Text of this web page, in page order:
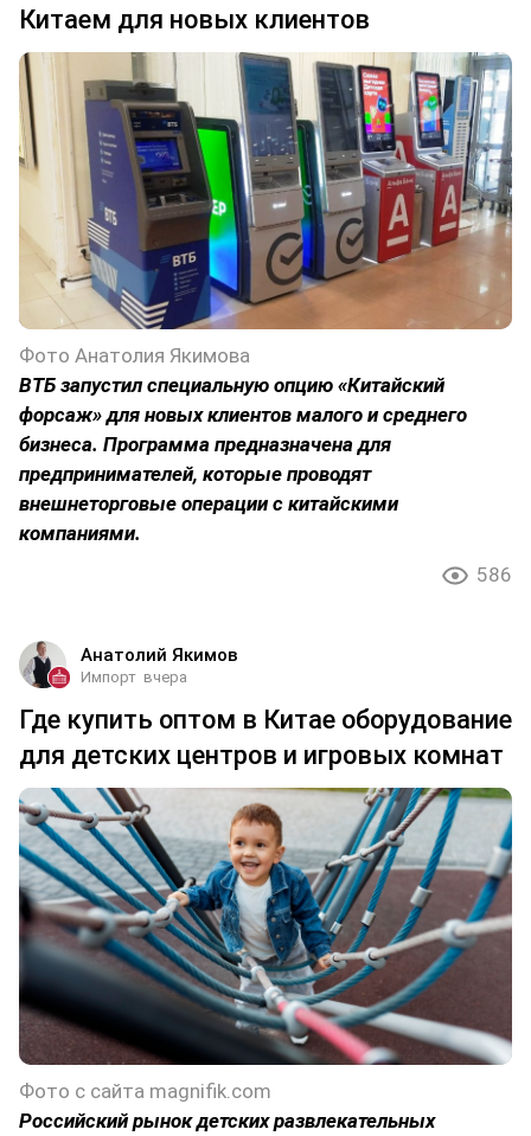
Китаем для новых клиентов
Фото Анатолия Якимова
ВТБ запустил специальную опцию «Китайский
форсаж» для новых клиентов малого и среднего
бизнеса. Программа предназначена для
предпринимателей, которые проводят
внешнеторговые операции с китайскими
компаниями.
586
Анатолий Якимов
Импорт вчера
Где купить оптом в Китае оборудование
для детских центров и игровых комнат
Фото с сайта magnifik.com
Российский рынок детских развлекательных